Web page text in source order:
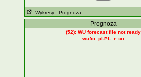
Wykresy - Prognoza
Prognoza
(52): WU forecast file not ready
wufct_pl-PL_e.txt